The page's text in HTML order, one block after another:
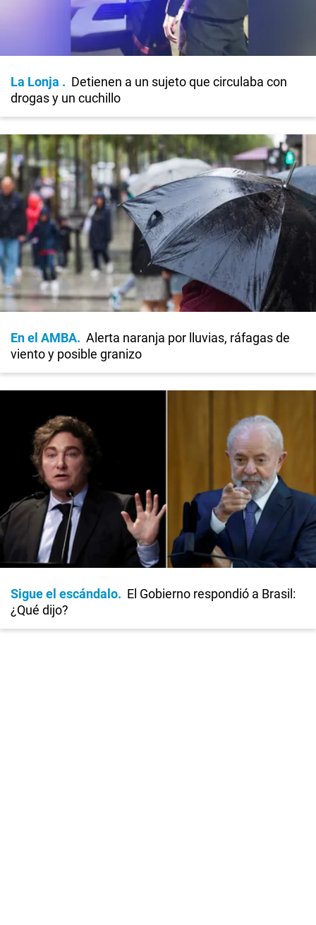
La Lonja
Detienen a un sujeto que circulaba con
drogas y un cuchillo
En el AMBA
Alerta naranja por lluvias, ráfagas de
viento y posible granizo
Sigue el escándalo
El Gobierno respondió a Brasil:
¿Qué dijo?